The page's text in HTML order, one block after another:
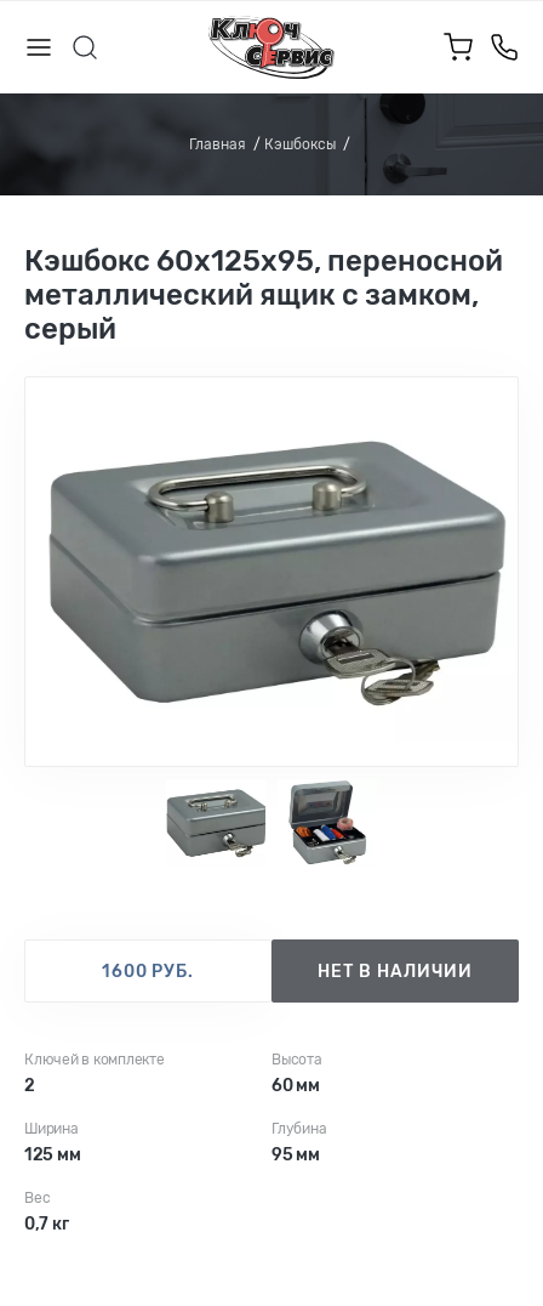
Главная Кэшбоксы
Кэшбокс 60х125х95, переносной
металлический ящик с замком,
серый
1 2
Ключей в комплекте
2
Высота
60 мм
Ширина
125 мм
Глубина
95 мм
Вес
0,7 кг
1600 РУБ. НЕТ В НАЛИЧИИ